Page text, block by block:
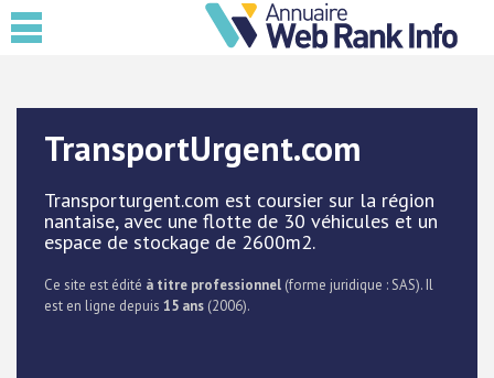
TransportUrgent.com
Transporturgent.com est coursier sur la région
nantaise, avec une flotte de 30 véhicules et un
espace de stockage de 2600m2.
Ce site est édité à titre professionnel (forme juridique : SAS). Il
est en ligne depuis 15 ans (2006).